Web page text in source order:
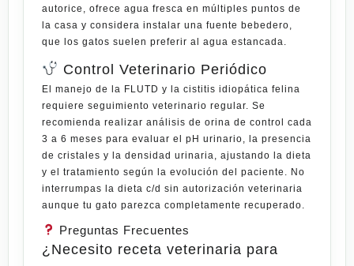
autorice, ofrece agua fresca en múltiples puntos de
la casa y considera instalar una fuente bebedero,
que los gatos suelen preferir al agua estancada.
Control Veterinario Periódico
El manejo de la FLUTD y la cistitis idiopática felina
requiere seguimiento veterinario regular. Se
recomienda realizar análisis de orina de control cada
3 a 6 meses para evaluar el pH urinario, la presencia
de cristales y la densidad urinaria, ajustando la dieta
y el tratamiento según la evolución del paciente. No
interrumpas la dieta c/d sin autorización veterinaria
aunque tu gato parezca completamente recuperado.
Preguntas Frecuentes
¿Necesito receta veterinaria para